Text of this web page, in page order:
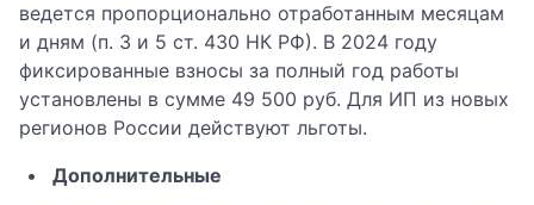
ведется пропорционально отработанным месяцам
и дням (п. 3 и 5 ст. 430 НК РФ). В 2024 году
фиксированные взносы за полный год работы
установлены в сумме 49 500 руб. Для ИП из новых
регионов России действуют льготы.
Дополнительные